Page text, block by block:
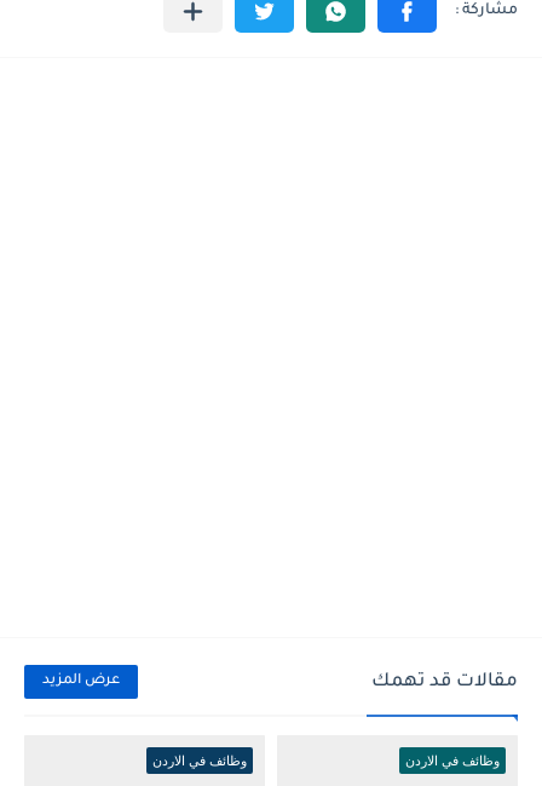
مقالات قد تهمك عرض المزيد
وظائف في الاردن وظائف في الاردن